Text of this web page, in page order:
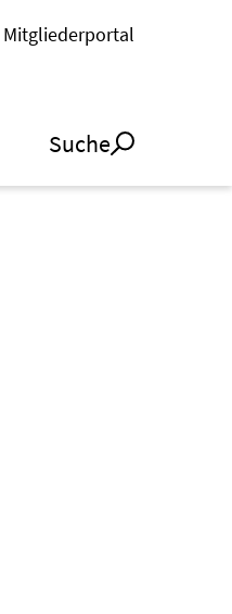
Mitgliederportal
Suche